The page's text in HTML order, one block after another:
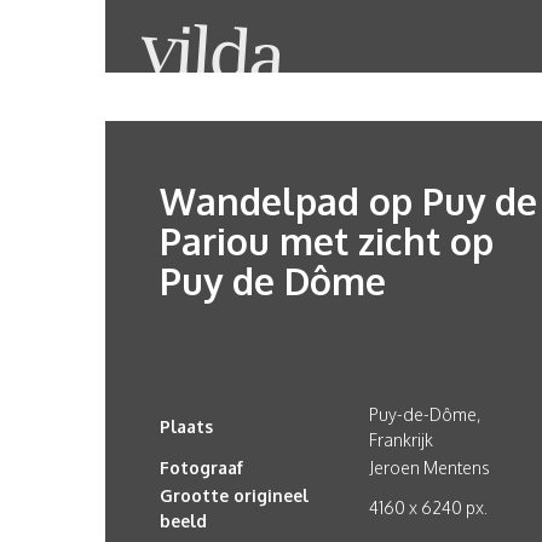
Wandelpad op Puy de
Pariou met zicht op
Puy de Dôme
Plaats
Puy-de-Dôme,
Frankrijk
Fotograaf
Jeroen Mentens
Grootte origineel
beeld
4160 x 6240 px.